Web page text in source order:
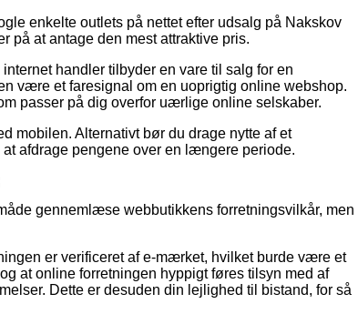
enkelte outlets på nettet efter udsalg på Nakskov
på at antage den mest attraktive pris.
handler tilbyder en vare til salg for en
være et faresignal om en uoprigtig online webshop.
passer på dig overfor uærlige online selskaber.
mobilen. Alternativt bør du drage nytte af et
afdrage pengene over en længere periode.
gennemlæse webbutikkens forretningsvilkår, men
er verificeret af e-mærket, hvilket burde være et
at online forretningen hyppigt føres tilsyn med af
Dette er desuden din lejlighed til bistand, for så